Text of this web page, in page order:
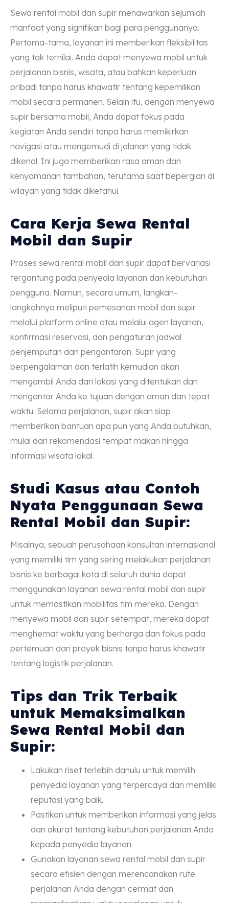
Sewa rental mobil dan supir menawarkan sejumlah
manfaat yang signifikan bagi para penggunanya.
Pertama-tama, layanan ini memberikan fleksibilitas
yang tak ternilai. Anda dapat menyewa mobil untuk
perjalanan bisnis, wisata, atau bahkan keperluan
pribadi tanpa harus khawatir tentang kepemilikan
mobil secara permanen. Selain itu, dengan menyewa
supir bersama mobil, Anda dapat fokus pada
kegiatan Anda sendiri tanpa harus memikirkan
navigasi atau mengemudi di jalanan yang tidak
dikenal. Ini juga memberikan rasa aman dan
kenyamanan tambahan, terutama saat bepergian di
wilayah yang tidak diketahui.
Cara Kerja Sewa Rental
Mobil dan Supir
Proses sewa rental mobil dan supir dapat bervariasi
tergantung pada penyedia layanan dan kebutuhan
pengguna. Namun, secara umum, langkah-
langkahnya meliputi pemesanan mobil dan supir
melalui platform online atau melalui agen layanan,
konfirmasi reservasi, dan pengaturan jadwal
penjemputan dan pengantaran. Supir yang
berpengalaman dan terlatih kemudian akan
mengambil Anda dari lokasi yang ditentukan dan
mengantar Anda ke tujuan dengan aman dan tepat
waktu. Selama perjalanan, supir akan siap
memberikan bantuan apa pun yang Anda butuhkan,
mulai dari rekomendasi tempat makan hingga
informasi wisata lokal.
Studi Kasus atau Contoh
Nyata Penggunaan Sewa
Rental Mobil dan Supir:
Misalnya, sebuah perusahaan konsultan internasional
yang memiliki tim yang sering melakukan perjalanan
bisnis ke berbagai kota di seluruh dunia dapat
menggunakan layanan sewa rental mobil dan supir
untuk memastikan mobilitas tim mereka. Dengan
menyewa mobil dan supir setempat, mereka dapat
menghemat waktu yang berharga dan fokus pada
pertemuan dan proyek bisnis tanpa harus khawatir
tentang logistik perjalanan.
Tips dan Trik Terbaik
untuk Memaksimalkan
Sewa Rental Mobil dan
Supir:
Lakukan riset terlebih dahulu untuk memilih
penyedia layanan yang terpercaya dan memiliki
reputasi yang baik.
Pastikan untuk memberikan informasi yang jelas
dan akurat tentang kebutuhan perjalanan Anda
kepada penyedia layanan.
Gunakan layanan sewa rental mobil dan supir
secara efisien dengan merencanakan rute
perjalanan Anda dengan cermat dan